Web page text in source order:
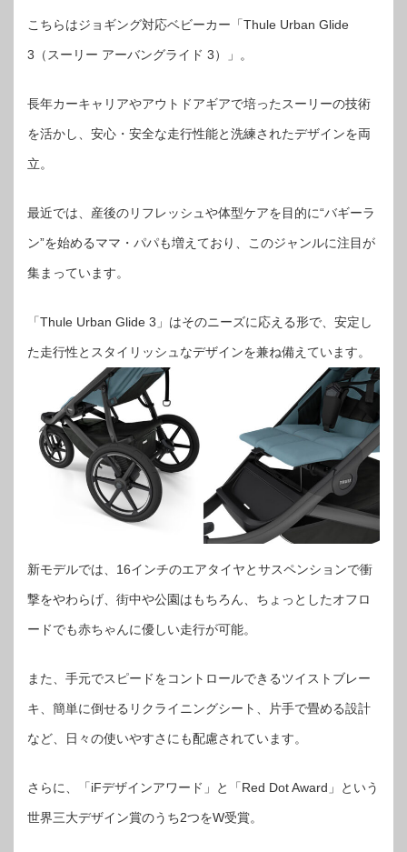
こちらはジョギング対応ベビーカー「Thule Urban Glide
3（スーリー アーバングライド 3）」。
長年カーキャリアやアウトドアギアで培ったスーリーの技術
を活かし、安心・安全な走行性能と洗練されたデザインを両
立。
最近では、産後のリフレッシュや体型ケアを目的に“バギーラ
ン”を始めるママ・パパも増えており、このジャンルに注目が
集まっています。
「Thule Urban Glide 3」はそのニーズに応える形で、安定し
た走行性とスタイリッシュなデザインを兼ね備えています。
新モデルでは、16インチのエアタイヤとサスペンションで衝
撃をやわらげ、街中や公園はもちろん、ちょっとしたオフロ
ードでも赤ちゃんに優しい走行が可能。
また、手元でスピードをコントロールできるツイストブレー
キ、簡単に倒せるリクライニングシート、片手で畳める設計
など、日々の使いやすさにも配慮されています。
さらに、「iFデザインアワード」と「Red Dot Award」という
世界三大デザイン賞のうち2つをW受賞。